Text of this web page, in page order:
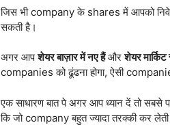
जिस भी company के shares में आपको
सकती है।
अगर आपशेयर बाज़ार में नए हैंऔरशेयर
companies को ढूंढना होगा, ऐसी
एक साधारण बात पे अगर आप ध्यान दें तो सबसे
कि जो company बहुत ज्यादा तरक्की कर